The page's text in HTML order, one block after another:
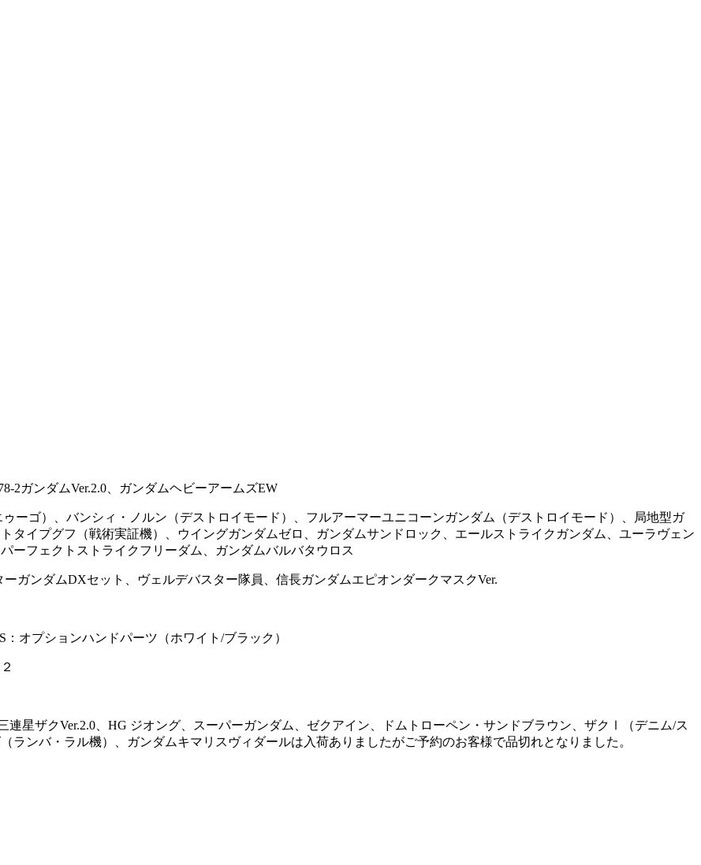
2ガンダムVer.2.0、ガンダムヘビーアームズEW
ーゴ）、バンシィ・ノルン（デストロイモード）、フルアーマーユニコーンガンダム（デストロイモード）、局地型ガ
イプグフ（戦術実証機）、ウイングガンダムゼロ、ガンダムサンドロック、エールストライクガンダム、ユーラヴェン
ーフェクトストライクフリーダム、ガンダムバルバタウロス
ーガンダムDXセット、ヴェルデバスター隊員、信長ガンダムエピオンダークマスクVer.
オプションハンドパーツ（ホワイト/ブラック）
星ザクVer.2.0、HG ジオング、スーパーガンダム、ゼクアイン、ドムトローペン・サンドブラウン、ザクⅠ（デニム/ス
ランバ・ラル機）、ガンダムキマリスヴィダールは入荷ありましたがご予約のお客様で品切れとなりました。